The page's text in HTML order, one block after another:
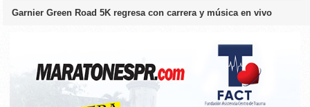
Garnier Green Road 5K regresa con carrera y música en vivo